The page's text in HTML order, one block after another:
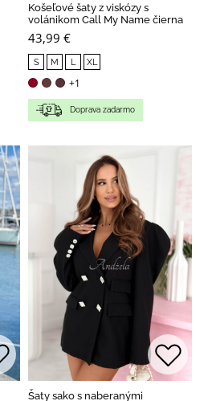
Košeľové šaty z viskózy s
volánikom Call My Name čierna
43,99 €
S M L XL
+1
Doprava zadarmo
Šaty sako s naberanými